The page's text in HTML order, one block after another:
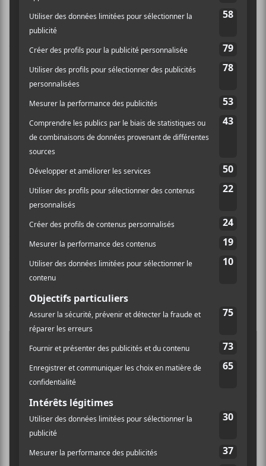
26 groupes se succéderont sur scène au cours des deux
journées de métal présentées à l’Entité et le Steak
Liquide, deux salles qui sont dans le même immeuble.
On pourra notamment y voirIncantation
interpréter
son albumOnward to Golgotha
On pourra aussi y voir Obsolete Mankind,
Malignancy, les Turques de Cenotaph et quelques
autres groupes de l’étranger.
Une place pour les groupes
locaux
Ce sera aussi l’occasion de voir plusieurs groupes
locaux qui font dans le genre death métal. C’est le cas
de Zero State, Decerebration, Mortal Rites,
Purgatoire, Nervous Imulse, Acetone et plusieurs
de semainesont maintenant disponibles ici